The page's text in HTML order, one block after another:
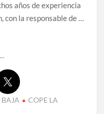
años de experiencia
con la responsable de …
BAJA
COPE LA